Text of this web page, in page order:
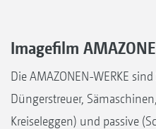
Imagefilm
Die AMAZONEN-WERKE
Düngerstreuer,
Kreiseleggen) und passive